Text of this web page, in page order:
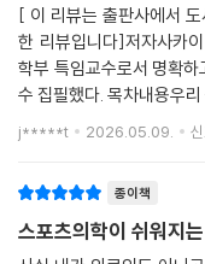
[ 이 리뷰는 출판사에서
한 리뷰입니다]저자사카
학부 특임교수로서 명확
수 집필했다. 목차내용우리
잡하고 정교한 구조를 가
해부학 지식을 만화와 풍부한
j*****t 2026.05.09.
종이책
스포츠의학이 쉬워지